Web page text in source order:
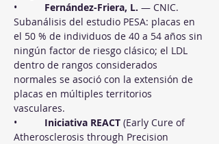
• Fernández-Friera, L. — CNIC.
Subanálisis del estudio PESA: placas en
el 50 % de individuos de 40 a 54 años sin
ningún factor de riesgo clásico; el LDL
dentro de rangos considerados
normales se asoció con la extensión de
placas en múltiples territorios
vasculares.
• Iniciativa REACT (Early Cure of
Atherosclerosis through Precision